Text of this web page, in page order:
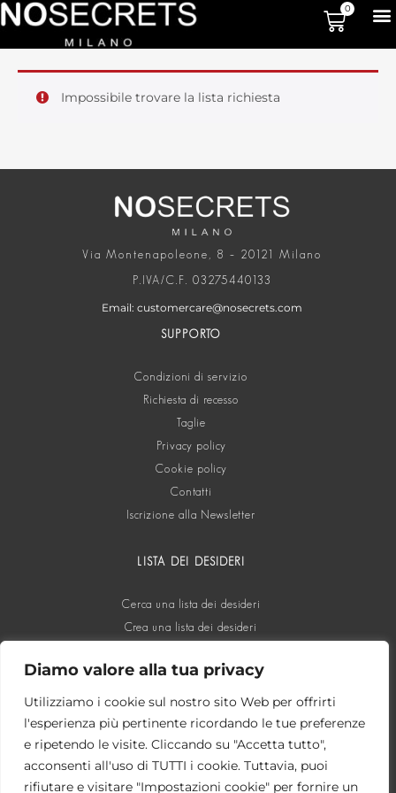
Diamo valore alla tua privacy
Utilizziamo i cookie sul nostro sito Web per offrirti
l'esperienza più pertinente ricordando le tue preferenze
e ripetendo le visite. Cliccando su "Accetta tutto",
acconsenti all'uso di TUTTI i cookie. Tuttavia, puoi
rifiutare e visitare "Impostazioni cookie" per fornire un
0
Impossibile trovare la lista richiesta
Via Montenapoleone, 8 – 20121 Milano
P.IVA/C.F. 03275440133
Email: customercare@nosecrets.com
SUPPORTO
Condizioni di servizio
Richiesta di recesso
Taglie
Privacy policy
Cookie policy
Contatti
Iscrizione alla Newsletter
LISTA DEI DESIDERI
Cerca una lista dei desideri
Crea una lista dei desideri
SOCIAL